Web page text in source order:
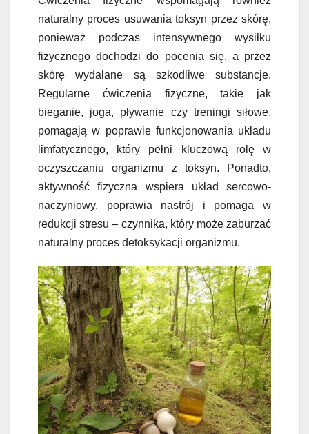
naturalny proces usuwania toksyn przez skórę,
ponieważ podczas intensywnego wysiłku
fizycznego dochodzi do pocenia się, a przez
skórę wydalane są szkodliwe substancje.
Regularne ćwiczenia fizyczne, takie jak
bieganie, joga, pływanie czy treningi siłowe,
pomagają w poprawie funkcjonowania układu
limfatycznego, który pełni kluczową rolę w
oczyszczaniu organizmu z toksyn. Ponadto,
aktywność fizyczna wspiera układ sercowo-
naczyniowy, poprawia nastrój i pomaga w
redukcji stresu – czynnika, który może zaburzać
naturalny proces detoksykacji organizmu.